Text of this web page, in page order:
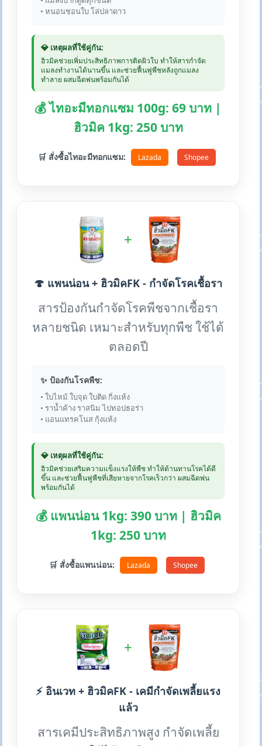
• หนอนชอนใบ โล่ปลาดาว
💎 เหตุผลที่ใช้คู่กัน:
ฮิวมิคช่วยเพิ่มประสิทธิภาพการติดผิวใบ ทำให้สารกำจัด
แมลงทำงานได้นานขึ้น และช่วยฟื้นฟูพืชหลังถูกแมลง
ทำลาย ผสมฉีดพ่นพร้อมกันได้
💰 ไทอะมีทอกแซม 100g: 69 บาท |
ฮิวมิค 1kg: 250 บาท
🛒 สั่งซื้อไทอะมีทอกแซม: Lazada Shopee
+
🍄 แพนน่อน + ฮิวมิคFK - กำจัดโรคเชื้อรา
สารป้องกันกำจัดโรคพืชจากเชื้อรา
หลายชนิด เหมาะสำหรับทุกพืช ใช้ได้
ตลอดปี
✨ ป้องกันโรคพืช:
• ใบไหม้ ใบจุด ใบติด กิ่งแห้ง
• ราน้ำค้าง ราสนิม ไปทอปธอร่า
• แอนแทรคโนส กุ้งแห้ง
💎 เหตุผลที่ใช้คู่กัน:
ฮิวมิคช่วยเสริมความแข็งแรงให้พืช ทำให้ต้านทานโรคได้ดี
ขึ้น และช่วยฟื้นฟูพืชที่เสียหายจากโรคเร็วกว่า ผสมฉีดพ่น
พร้อมกันได้
💰 แพนน่อน 1kg: 390 บาท | ฮิวมิค
1kg: 250 บาท
🛒 สั่งซื้อแพนน่อน: Lazada Shopee
+
⚡ อินเวท + ฮิวมิคFK - เคมีกำจัดเพลี้ยแรง
แล้ว
สารเคมีประสิทธิภาพสูง กำจัดเพลี้ย